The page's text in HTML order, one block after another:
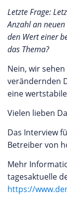
Letzte Frage:
Anzahl an
den Wert einer
das Thema?
Nein, wir
verändernden
eine
Vielen lieben
Das Interview
Betreiber von
Mehr
tagesaktuelle
https://